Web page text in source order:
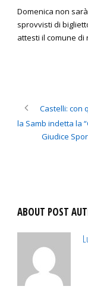
Domenica non
sprovvisti di
attesti il comune di
Castelli: con
la Samb indetta la
Giudice
ABOUT POST